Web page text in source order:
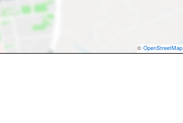
© OpenStreetMap